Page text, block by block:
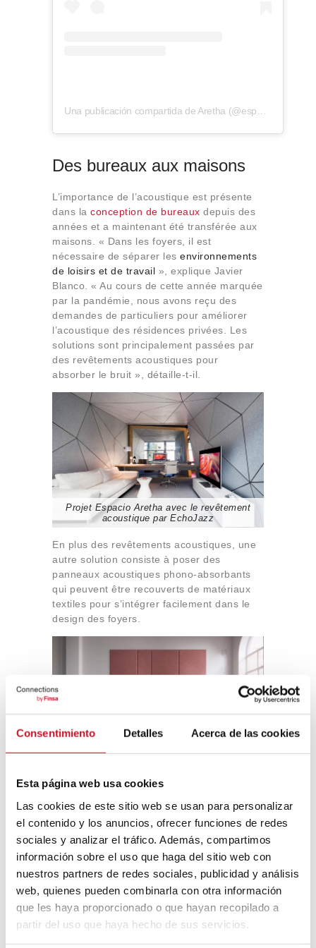
Consentimiento Detalles Acerca de las cookies
Esta página web usa cookies
Las cookies de este sitio web se usan para personalizar
el contenido y los anuncios, ofrecer funciones de redes
sociales y analizar el tráfico. Además, compartimos
información sobre el uso que haga del sitio web con
nuestros partners de redes sociales, publicidad y análisis
web, quienes pueden combinarla con otra información
que les haya proporcionado o que hayan recopilado a
partir del uso que haya hecho de sus servicios.
Des bureaux aux maisons
L’importance de l’acoustique est présente
dans la conception de bureaux depuis des
années et a maintenant été transférée aux
maisons. « Dans les foyers, il est
nécessaire de séparer les environnements
de loisirs et de travail », explique Javier
Blanco. « Au cours de cette année marquée
par la pandémie, nous avons reçu des
demandes de particuliers pour améliorer
l’acoustique des résidences privées. Les
solutions sont principalement passées par
des revêtements acoustiques pour
absorber le bruit », détaille-t-il.
Projet Espacio Aretha avec le revêtement
acoustique par EchoJazz
En plus des revêtements acoustiques, une
autre solution consiste à poser des
panneaux acoustiques phono-absorbants
qui peuvent être recouverts de matériaux
textiles pour s’intégrer facilement dans le
design des foyers.
Domo Wall d’Abstracta
Acoustique gagnante
LesPrix Casa Decor 2020ont remis le prix
du meilleur design de produit aux panneaux
acoustiques Artcoustic ECOpanel d’Aistec.
Ce nouveau matériau phono-absorbant
dispose d’une large gamme de couleurs et
de nombreuses possibilités d’usinage du